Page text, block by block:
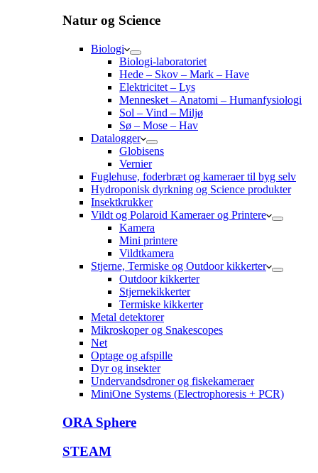
Natur og Science
Biologi
Biologi-laboratoriet
Hede – Skov – Mark – Have
Elektricitet – Lys
Mennesket – Anatomi – Humanfysiologi
Sol – Vind – Miljø
Sø – Mose – Hav
Datalogger
Globisens
Vernier
Fuglehuse, foderbræt og kameraer til byg selv
Hydroponisk dyrkning og Science produkter
Insektkrukker
Vildt og Polaroid Kameraer og Printere
Kamera
Mini printere
Vildtkamera
Stjerne, Termiske og Outdoor kikkerter
Outdoor kikkerter
Stjernekikkerter
Termiske kikkerter
Metal detektorer
Mikroskoper og Snakescopes
Net
Optage og afspille
Dyr og insekter
Undervandsdroner og fiskekameraer
MiniOne Systems (Electrophoresis + PCR)
ORA Sphere
STEAM